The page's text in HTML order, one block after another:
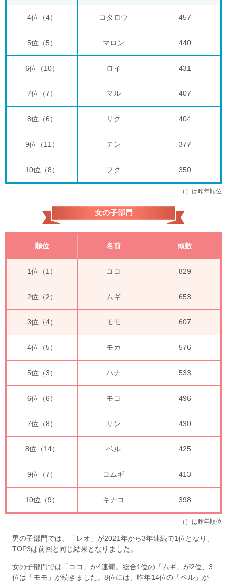
4位（4） コタロウ 457
5位（5） マロン 440
6位（10） ロイ 431
7位（7） マル 407
8位（6） リク 404
9位（11） テン 377
10位（8） フク 350
（）は昨年順位
女の子部門
順位 名前 頭数
1位（1） ココ 829
2位（2） ムギ 653
3位（4） モモ 607
4位（5） モカ 576
5位（3） ハナ 533
6位（6） モコ 496
7位（8） リン 430
8位（14） ベル 425
9位（7） コムギ 413
10位（9） キナコ 398
（）は昨年順位
男の子部門では、「レオ」が2021年から3年連続で1位となり、
TOP3は前回と同じ結果となりました。
女の子部門では「ココ」が4連覇。総合1位の「ムギ」が2位、3
位は「モモ」が続きました。8位には、昨年14位の「ベル」が